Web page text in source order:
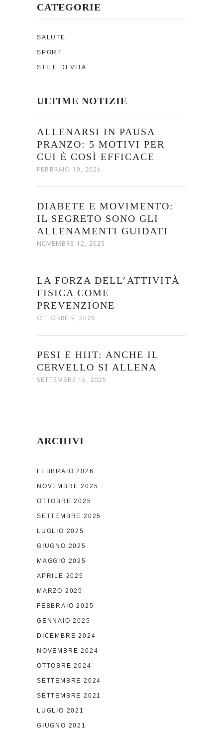
CATEGORIE
SALUTE
SPORT
STILE DI VITA
ULTIME NOTIZIE
ALLENARSI IN PAUSA
PRANZO: 5 MOTIVI PER
CUI È COSÌ EFFICACE
FEBBRAIO 10, 2026
DIABETE E MOVIMENTO:
IL SEGRETO SONO GLI
ALLENAMENTI GUIDATI
NOVEMBRE 12, 2025
LA FORZA DELL’ATTIVITÀ
FISICA COME
PREVENZIONE
OTTOBRE 9, 2025
PESI E HIIT: ANCHE IL
CERVELLO SI ALLENA
SETTEMBRE 16, 2025
ARCHIVI
FEBBRAIO 2026
NOVEMBRE 2025
OTTOBRE 2025
SETTEMBRE 2025
LUGLIO 2025
GIUGNO 2025
MAGGIO 2025
APRILE 2025
MARZO 2025
FEBBRAIO 2025
GENNAIO 2025
DICEMBRE 2024
NOVEMBRE 2024
OTTOBRE 2024
SETTEMBRE 2024
SETTEMBRE 2021
LUGLIO 2021
GIUGNO 2021